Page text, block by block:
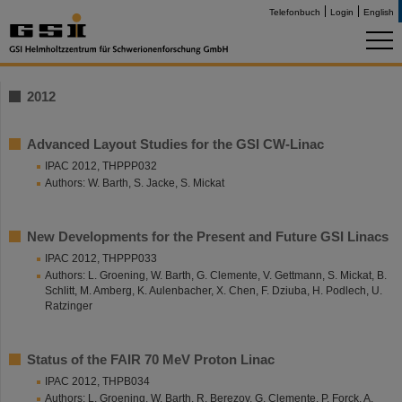
Telefonbuch Login English
2012
Advanced Layout Studies for the GSI CW-Linac
IPAC 2012, THPPP032
Authors: W. Barth, S. Jacke, S. Mickat
New Developments for the Present and Future GSI Linacs
IPAC 2012, THPPP033
Authors: L. Groening, W. Barth, G. Clemente, V. Gettmann, S. Mickat, B.
Schlitt, M. Amberg, K. Aulenbacher, X. Chen, F. Dziuba, H. Podlech, U.
Ratzinger
Status of the FAIR 70 MeV Proton Linac
IPAC 2012, THPB034
Authors: L. Groening, W. Barth, R. Berezov, G. Clemente, P. Forck, A.